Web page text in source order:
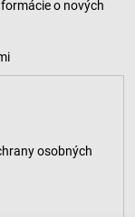
o nových
osobných